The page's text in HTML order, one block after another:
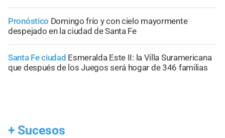
Pronóstico Domingo frío y con cielo mayormente
despejado en la ciudad de Santa Fe
Santa Fe ciudad Esmeralda Este II: la Villa Suramericana
que después de los Juegos será hogar de 346 familias
+ Sucesos